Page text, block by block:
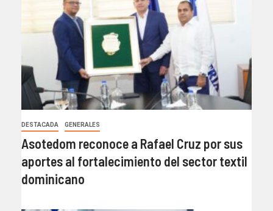
DESTACADA GENERALES
Asotedom reconoce a Rafael Cruz por sus
aportes al fortalecimiento del sector textil
dominicano